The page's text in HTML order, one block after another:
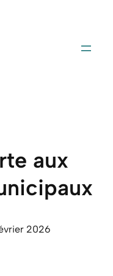
aux
2026